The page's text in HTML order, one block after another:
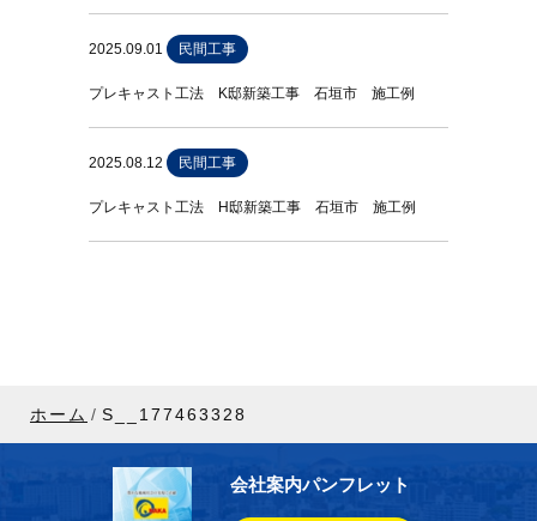
2025.09.01 民間工事
プレキャスト工法 K邸新築工事 石垣市 施工例
2025.08.12 民間工事
プレキャスト工法 H邸新築工事 石垣市 施工例
ホーム S__177463328
会社案内パンフレット